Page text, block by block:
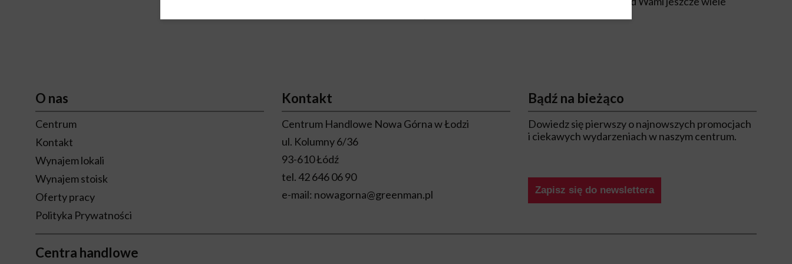
O nas
Centrum
Kontakt
Wynajem lokali
Wynajem stoisk
Oferty pracy
Polityka Prywatności
Kontakt
Centrum Handlowe Nowa Górna w Łodzi
ul. Kolumny 6/36
93-610 Łódź
tel. 42 646 06 90
e-mail: nowagorna@greenman.pl
Bądź na bieżąco
Dowiedz się pierwszy o najnowszych promocjach
i ciekawych wydarzeniach w naszym centrum.
Zapisz się do newslettera
Centra handlowe